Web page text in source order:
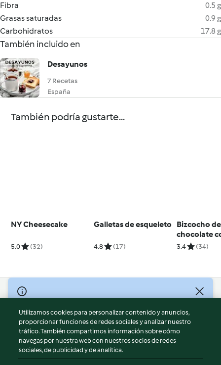
Fibra
0.5 g
Grasas saturadas
0.9 g
Carbohidratos
17.8 g
También incluido en
Desayunos
7 Recetas
España
También podría gustarte...
NY Cheesecake
5.0 (32)
Galletas de esqueleto
4.8 (17)
Bizcocho de
chocolate
3.4 (34)
© Copyright 2026
Términos de uso
Política de privacidad
Aviso legal
Información legal
Utilizamos cookies para personalizar contenido y anuncios,
proporcionar funciones de redes sociales y analizar nuestro
tráfico. También compartimos información sobre cómo
navegas por nuestra web con nuestros socios de redes
sociales, de publicidad y de analítica.